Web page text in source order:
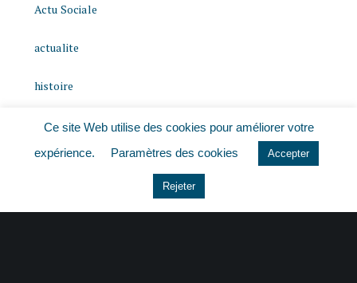
Actu Sociale
actualite
histoire
Le coin du dirigeant
Non classé
Ce site Web utilise des cookies pour améliorer votre
expérience.
Paramètres des cookies Accepter
Rejeter